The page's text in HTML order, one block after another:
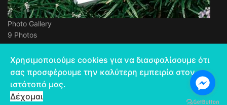
Photo Gallery
9 Photos
© 2026 Έλσα Δημοπούλου
Χρησιμοποιούμε cookies για να διασφαλίσουμε ότι
σας προσφέρουμε την καλύτερη εμπειρία στον
ιστότοπό μας.
Δέχομαι